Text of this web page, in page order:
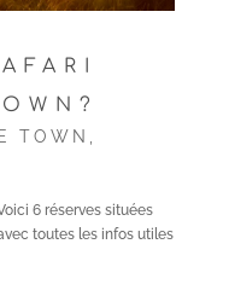
TOWN
6 réserves situées
toutes les infos utiles